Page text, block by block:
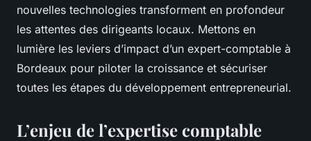
nouvelles technologies transforment en profondeur
les attentes des dirigeants locaux. Mettons en
lumière les leviers d’impact d’un expert-comptable à
Bordeaux pour piloter la croissance et sécuriser
toutes les étapes du développement entrepreneurial.
L’enjeu de l’expertise comptable